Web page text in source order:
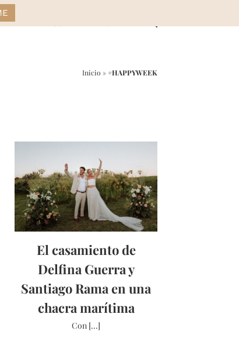
Inicio » #HAPPYWEEK
El casamiento de
Delfina Guerra y
Santiago Rama en una
chacra marítima
Con [...]